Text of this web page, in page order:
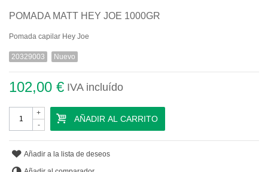
POMADA MATT HEY JOE 1000GR
Pomada capilar Hey Joe
20329003 Nuevo
102,00 € IVA incluído
-
+
AÑADIR AL CARRITO
Añadir a la lista de deseos